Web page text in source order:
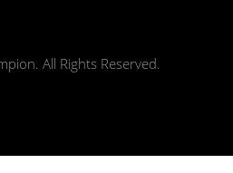
All Rights Reserved.